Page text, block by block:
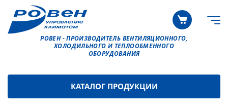
РОВЕН - ПРОИЗВОДИТЕЛЬ ВЕНТИЛЯЦИОННОГО,
ХОЛОДИЛЬНОГО И ТЕПЛООБМЕННОГО
ОБОРУДОВАНИЯ
КАТАЛОГ ПРОДУКЦИИ